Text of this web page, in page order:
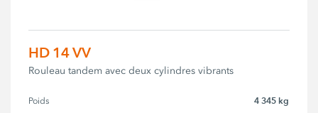
HD 14 VV
Rouleau tandem avec deux cylindres vibrants
Poids 4 345 kg